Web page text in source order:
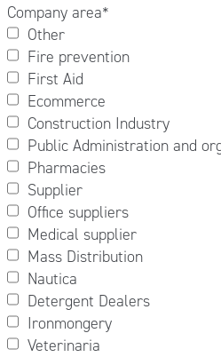
Company area*
Other
Fire prevention
First Aid
Ecommerce
Construction Industry
Public Administration and
Pharmacies
Supplier
Office suppliers
Medical supplier
Mass Distribution
Nautica
Detergent Dealers
Ironmongery
Veterinaria